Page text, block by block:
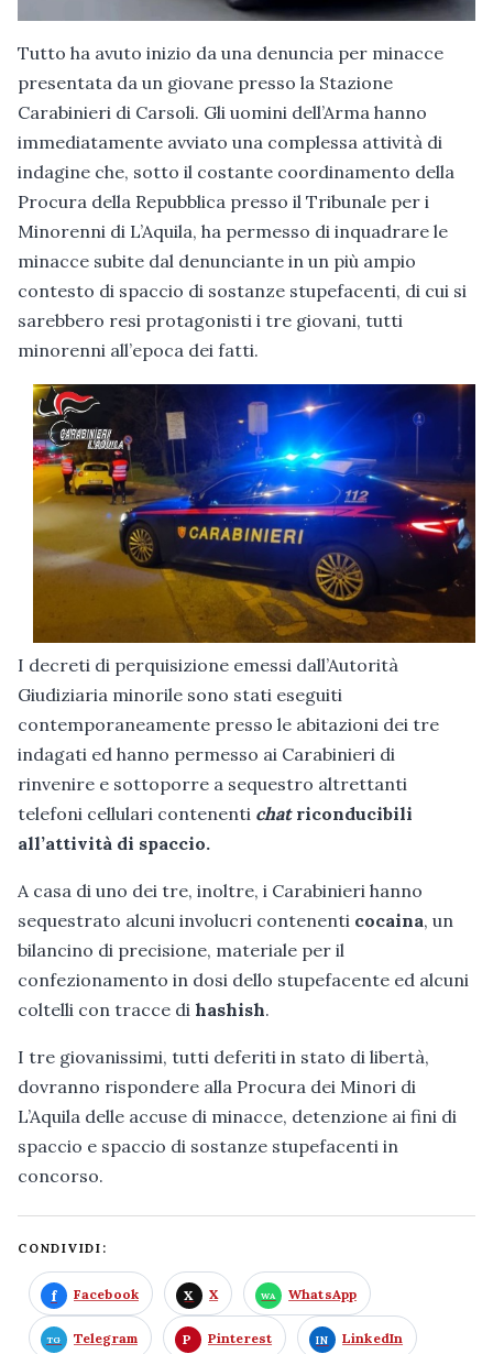
Tutto ha avuto inizio da una denuncia per minacce
presentata da un giovane presso la Stazione
Carabinieri di Carsoli. Gli uomini dell’Arma hanno
immediatamente avviato una complessa attività di
indagine che, sotto il costante coordinamento della
Procura della Repubblica presso il Tribunale per i
Minorenni di L’Aquila, ha permesso di inquadrare le
minacce subite dal denunciante in un più ampio
contesto di spaccio di sostanze stupefacenti, di cui si
sarebbero resi protagonisti i tre giovani, tutti
minorenni all’epoca dei fatti.
I decreti di perquisizione emessi dall’Autorità
Giudiziaria minorile sono stati eseguiti
contemporaneamente presso le abitazioni dei tre
indagati ed hanno permesso ai Carabinieri di
rinvenire e sottoporre a sequestro altrettanti
telefoni cellulari contenenti chatriconducibili
all’attività di spaccio.
A casa di uno dei tre, inoltre, i Carabinieri hanno
sequestrato alcuni involucri contenenti cocaina, un
bilancino di precisione, materiale per il
confezionamento in dosi dello stupefacente ed alcuni
coltelli con tracce di hashish.
I tre giovanissimi, tutti deferiti in stato di libertà,
dovranno rispondere alla Procura dei Minori di
L’Aquila delle accuse di minacce, detenzione ai fini di
spaccio e spaccio di sostanze stupefacenti in
concorso.
CONDIVIDI:
Facebook X WhatsApp
Telegram Pinterest LinkedIn